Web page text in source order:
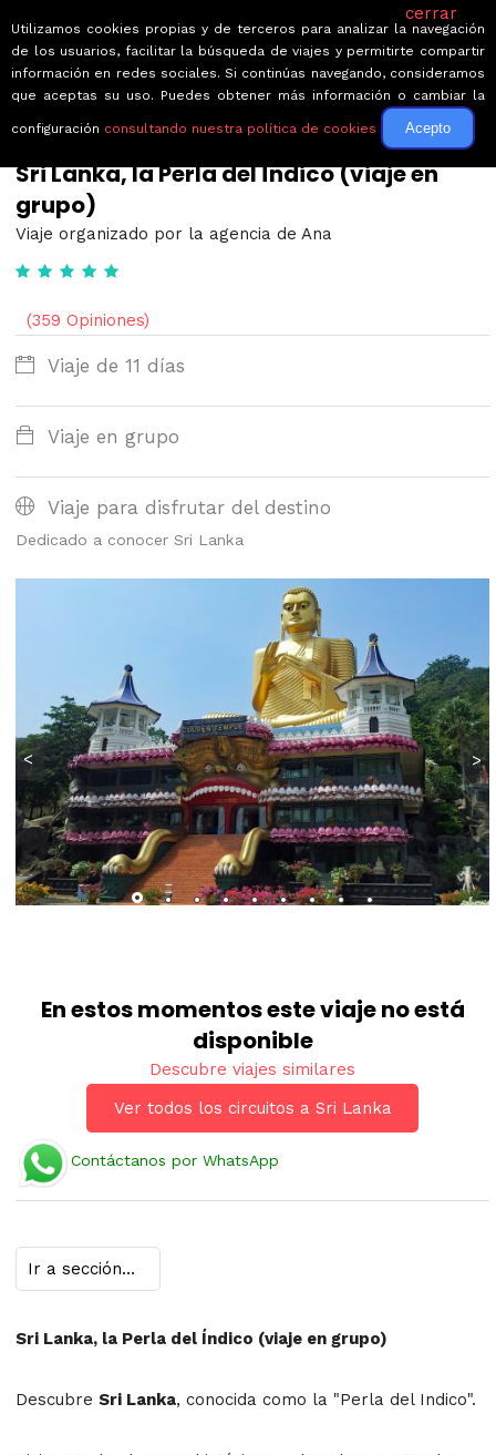
← Volver a Circuitos por Sri Lanka
Sri Lanka, la Perla del Índico (viaje en
grupo)
Viaje organizado por la agencia de Ana
(359 Opiniones)
Viaje de 11 días
Viaje en grupo
Viaje para disfrutar del destino
Dedicado a conocer Sri Lanka
< >
En estos momentos este viaje no está
disponible
Descubre viajes similares
Ver todos los circuitos a Sri Lanka
Contáctanos por WhatsApp
Sri Lanka, la Perla del Índico (viaje en grupo)
Descubre Sri Lanka, conocida como la "Perla del Indico".
cerrar
Utilizamos cookies propias y de terceros para analizar la navegación
de los usuarios, facilitar la búsqueda de viajes y permitirte compartir
información en redes sociales. Si continúas navegando, consideramos
que aceptas su uso. Puedes obtener más información o cambiar la
configuración consultando nuestra política de cookies Acepto